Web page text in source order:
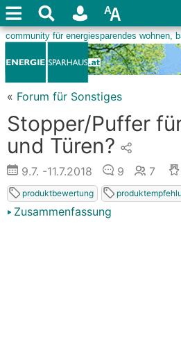
« Forum für Sonstiges
Stopper/Puffer
und Türen?
9.7. -11.7.2018 9 7
produktbewertung
Zusammenfassung